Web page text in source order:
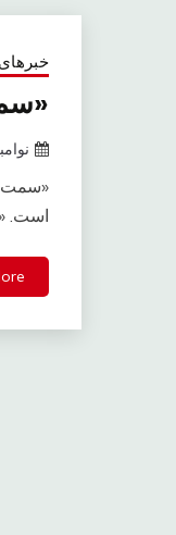
نوامبر 28,
«سمت
است.